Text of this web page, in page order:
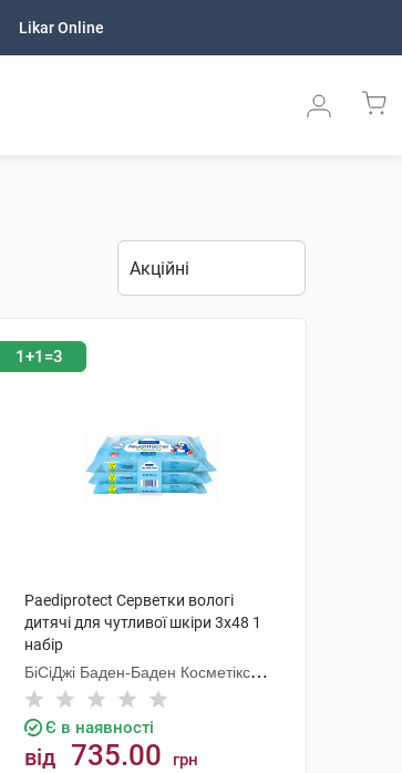
Likar Online
1+1=3
Paediprotect Серветки вологі
дитячі для чутливої шкіри 3х48 1
набір
БіСіДжі Баден-Баден Косметікс
Груп Гмбх
Є в наявності
від 735.00 грн